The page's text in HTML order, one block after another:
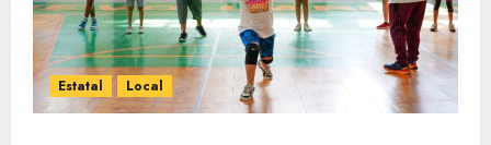
Estatal Local